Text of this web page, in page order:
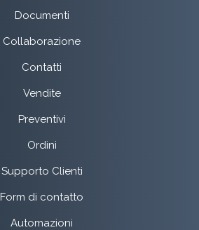
Documenti
Collaborazione
Contatti
Vendite
Preventivi
Ordini
Supporto Clienti
Form di contatto
Automazioni